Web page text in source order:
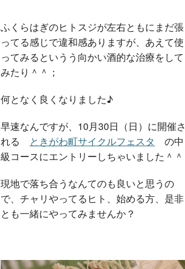
ふくらはぎのヒトスジが左右ともにまだ張
ってる感じで違和感ありますが、あえて使
ってみるというう向かい酒的な治療をして
みたり＾＾；
何となく良くなりました♪
早速なんですが、10月30日（日）に開催さ
れる ときがわ町サイクルフェスタ の中
級コースにエントリーしちゃいました＾＾
現地で落ち合うなんてのも良いと思うの
で、チャリやってるヒト、始める方、是非
とも一緒にやってみませんか？